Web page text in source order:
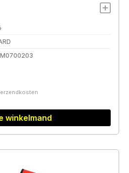
winkelmand